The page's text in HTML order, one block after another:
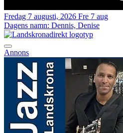
Fredag 7 augusti, 2026 Fre 7 aug
Dagens namn: Dennis, Denise
Annons